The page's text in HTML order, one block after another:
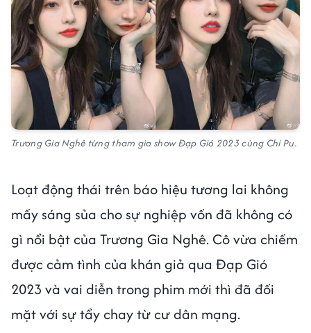
Trương Gia Nghê từng tham gia show Đạp Gió 2023 cùng Chi Pu.
Loạt động thái trên báo hiệu tương lai không
mấy sáng sủa cho sự nghiệp vốn đã không có
gì nổi bật của Trương Gia Nghê. Cô vừa chiếm
được cảm tình của khán giả qua Đạp Gió
2023 và vai diễn trong phim mới thì đã đối
mặt với sự tẩy chay từ cư dân mạng.